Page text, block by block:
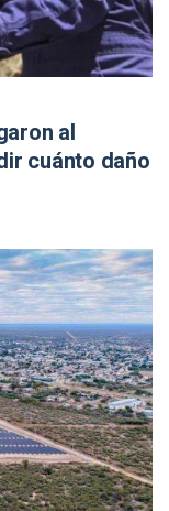
al
cuánto daño